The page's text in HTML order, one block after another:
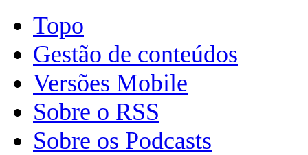
Topo
Gestão de conteúdos
Versões Mobile
Sobre o RSS
Sobre os Podcasts